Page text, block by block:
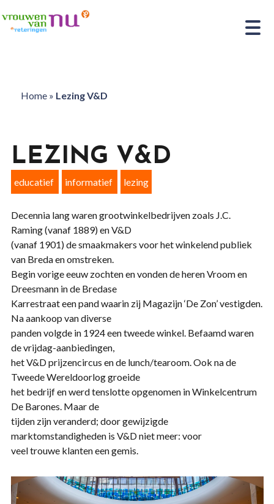
Home» Lezing V&D
LEZING V&D
educatief informatief lezing
Decennia lang waren grootwinkelbedrijven zoals J.C.
Raming (vanaf 1889) en V&D
(vanaf 1901) de smaakmakers voor het winkelend publiek
van Breda en omstreken.
Begin vorige eeuw zochten en vonden de heren Vroom en
Dreesmann in de Bredase
Karrestraat een pand waarin zij Magazijn ‘De Zon’ vestigden.
Na aankoop van diverse
panden volgde in 1924 een tweede winkel. Befaamd waren
de vrijdag-aanbiedingen,
het V&D prijzencircus en de lunch/tearoom. Ook na de
Tweede Wereldoorlog groeide
het bedrijf en werd tenslotte opgenomen in Winkelcentrum
De Barones. Maar de
tijden zijn veranderd; door gewijzigde
marktomstandigheden is V&D niet meer: voor
veel trouwe klanten een gemis.